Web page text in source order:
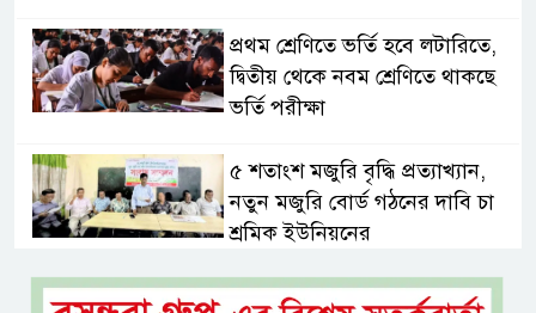
প্রথম শ্রেণিতে ভর্তি হবে লটারিতে,
দ্বিতীয় থেকে নবম শ্রেণিতে থাকছে
ভর্তি পরীক্ষা
৫ শতাংশ মজুরি বৃদ্ধি প্রত্যাখ্যান,
নতুন মজুরি বোর্ড গঠনের দাবি চা
শ্রমিক ইউনিয়নের
টাঙ্গাইল জেলা পরিষদের উদ্যোগে